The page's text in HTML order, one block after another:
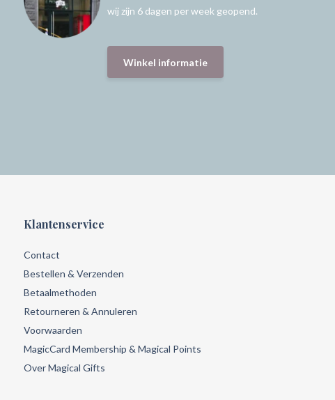
wij zijn 6 dagen per week geopend.
Winkel informatie
Klantenservice
Contact
Bestellen & Verzenden
Betaalmethoden
Retourneren & Annuleren
Voorwaarden
MagicCard Membership & Magical Points
Over Magical Gifts